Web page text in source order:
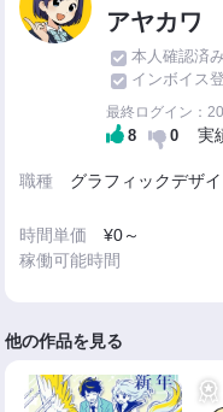
アヤカワ
本人確認済み
インボイス
最終ログイン：
8 0 実
職種 グラフィックデザ
時間単価¥0～
稼働可能時間
他の作品を見る